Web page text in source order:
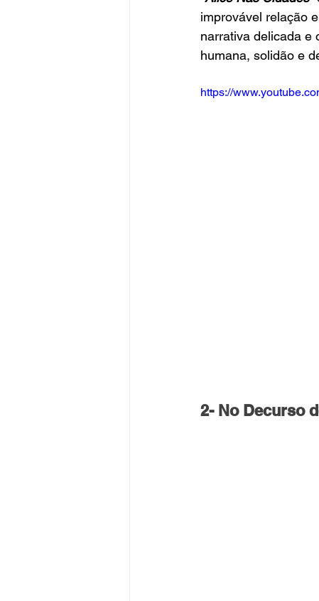
improvável relação
narrativa delicada e
humana, solidão e
https://
2- No Decurso